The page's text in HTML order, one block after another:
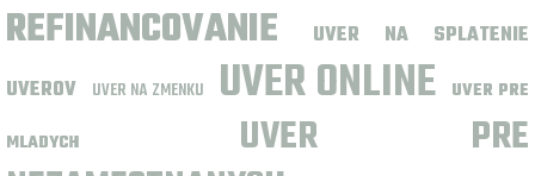
REFINANCOVANIE
UVER NA SPLATENIE
UVEROV
UVER NA ZMENKU UVER ONLINE
UVER PRE
MLADYCH
UVER PRE